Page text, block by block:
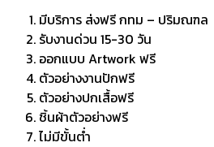
มีบริการ ส่งฟรี กทม – ปริมณฑล
รับงานด่วน 15-30 วัน
ออกแบบ Artwork ฟรี
ตัวอย่างงานปักฟรี
ตัวอย่างปกเสื้อฟรี
ชิ้นผ้าตัวอย่างฟรี
ไม่มีขั้นต่ำ